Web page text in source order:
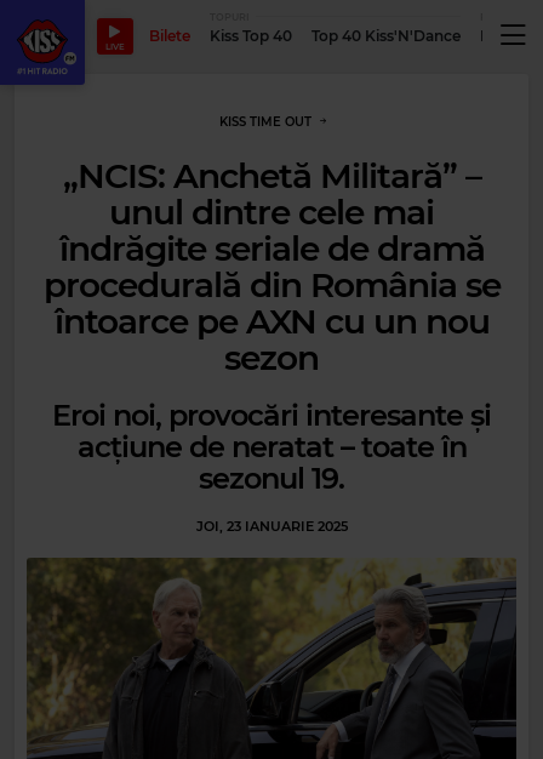
LIVE
Bilete Kiss Top 40 Top 40 Kiss'N'Dance
KISS TIME OUT
„NCIS: Anchetă Militară” –
unul dintre cele mai
îndrăgite seriale de dramă
procedurală din România se
întoarce pe AXN cu un nou
sezon
Eroi noi, provocări interesante și
acțiune de neratat – toate în
sezonul 19.
JOI, 23 IANUARIE 2025